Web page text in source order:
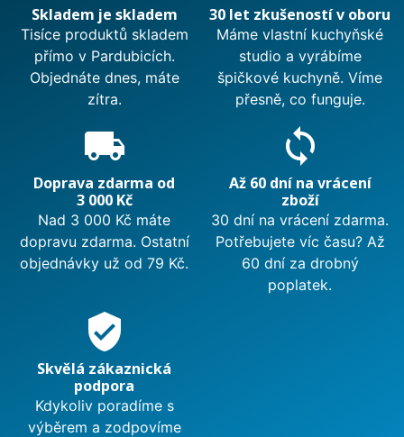
Skladem je skladem
Tisíce produktů skladem
přímo v Pardubicích.
Objednáte dnes, máte
zítra.
30 let zkušeností v oboru
Máme vlastní kuchyňské
studio a vyrábíme
špičkové kuchyně. Víme
přesně, co funguje.
local_shipping
Doprava zdarma od
3 000 Kč
Nad 3 000 Kč máte
dopravu zdarma. Ostatní
objednávky už od 79 Kč.
sync
Až 60 dní na vrácení
zboží
30 dní na vrácení zdarma.
Potřebujete víc času? Až
60 dní za drobný
poplatek.
verified_user
Skvělá zákaznická
podpora
Kdykoliv poradíme s
výběrem a zodpovíme